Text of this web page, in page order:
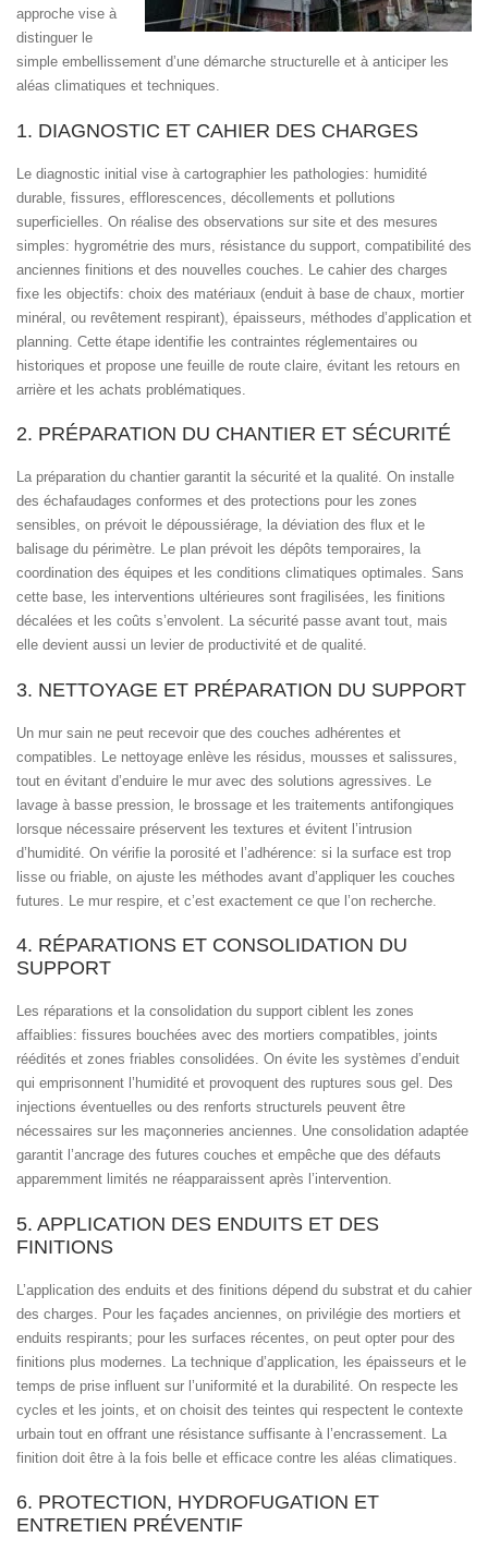
approche vise à
distinguer le
simple embellissement d’une démarche structurelle et à anticiper les
aléas climatiques et techniques.
1. DIAGNOSTIC ET CAHIER DES CHARGES
Le diagnostic initial vise à cartographier les pathologies: humidité
durable, fissures, efflorescences, décollements et pollutions
superficielles. On réalise des observations sur site et des mesures
simples: hygrométrie des murs, résistance du support, compatibilité des
anciennes finitions et des nouvelles couches. Le cahier des charges
fixe les objectifs: choix des matériaux (enduit à base de chaux, mortier
minéral, ou revêtement respirant), épaisseurs, méthodes d’application et
planning. Cette étape identifie les contraintes réglementaires ou
historiques et propose une feuille de route claire, évitant les retours en
arrière et les achats problématiques.
2. PRÉPARATION DU CHANTIER ET SÉCURITÉ
La préparation du chantier garantit la sécurité et la qualité. On installe
des échafaudages conformes et des protections pour les zones
sensibles, on prévoit le dépoussiérage, la déviation des flux et le
balisage du périmètre. Le plan prévoit les dépôts temporaires, la
coordination des équipes et les conditions climatiques optimales. Sans
cette base, les interventions ultérieures sont fragilisées, les finitions
décalées et les coûts s’envolent. La sécurité passe avant tout, mais
elle devient aussi un levier de productivité et de qualité.
3. NETTOYAGE ET PRÉPARATION DU SUPPORT
Un mur sain ne peut recevoir que des couches adhérentes et
compatibles. Le nettoyage enlève les résidus, mousses et salissures,
tout en évitant d’enduire le mur avec des solutions agressives. Le
lavage à basse pression, le brossage et les traitements antifongiques
lorsque nécessaire préservent les textures et évitent l’intrusion
d’humidité. On vérifie la porosité et l’adhérence: si la surface est trop
lisse ou friable, on ajuste les méthodes avant d’appliquer les couches
futures. Le mur respire, et c’est exactement ce que l’on recherche.
4. RÉPARATIONS ET CONSOLIDATION DU
SUPPORT
Les réparations et la consolidation du support ciblent les zones
affaiblies: fissures bouchées avec des mortiers compatibles, joints
réédités et zones friables consolidées. On évite les systèmes d’enduit
qui emprisonnent l’humidité et provoquent des ruptures sous gel. Des
injections éventuelles ou des renforts structurels peuvent être
nécessaires sur les maçonneries anciennes. Une consolidation adaptée
garantit l’ancrage des futures couches et empêche que des défauts
apparemment limités ne réapparaissent après l’intervention.
5. APPLICATION DES ENDUITS ET DES
FINITIONS
L’application des enduits et des finitions dépend du substrat et du cahier
des charges. Pour les façades anciennes, on privilégie des mortiers et
enduits respirants; pour les surfaces récentes, on peut opter pour des
finitions plus modernes. La technique d’application, les épaisseurs et le
temps de prise influent sur l’uniformité et la durabilité. On respecte les
cycles et les joints, et on choisit des teintes qui respectent le contexte
urbain tout en offrant une résistance suffisante à l’encrassement. La
finition doit être à la fois belle et efficace contre les aléas climatiques.
6. PROTECTION, HYDROFUGATION ET
ENTRETIEN PRÉVENTIF